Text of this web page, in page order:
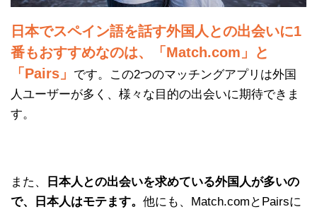
日本でスペイン語を話す外国人との出会いに1
番もおすすめなのは、「Match.com」と
「Pairs」
です。この2つのマッチングアプリは外国
人ユーザーが多く、様々な目的の出会いに期待できま
す。
また、
日本人との出会いを求めている外国人が多いの
で、日本人はモテます。 他にも、Match.comとPairsに